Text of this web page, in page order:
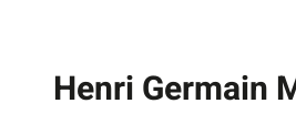
Henri Germain